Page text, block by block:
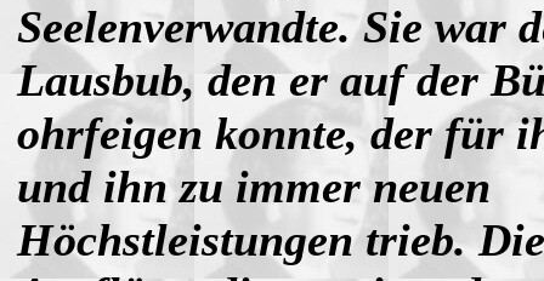
Seelenverwandte. Sie war
Lausbub, den er auf der
ohrfeigen konnte, der für
und ihn zu immer neuen
Höchstleistungen trieb.